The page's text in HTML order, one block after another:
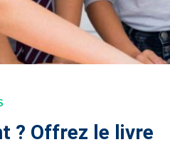
? Offrez le livre